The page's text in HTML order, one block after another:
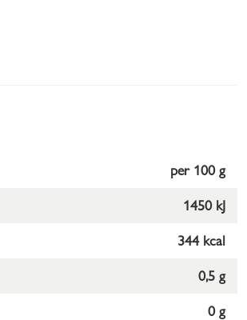
per 100 g
1450 kJ
344 kcal
0,5 g
0 g